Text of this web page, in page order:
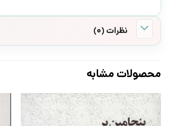
نظرات (0)
محصولات مشابه